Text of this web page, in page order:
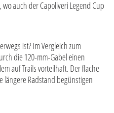
auch der Capoliveri Legend Cup
ist? Im Vergleich zum
die 120-mm-Gabel einen
auf Trails vorteilhaft. Der flache
längere Radstand begünstigen